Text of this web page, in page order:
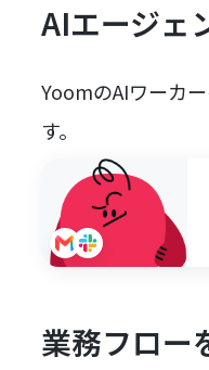
AIエージェ
YoomのAIワーカ
す。
業務フロー